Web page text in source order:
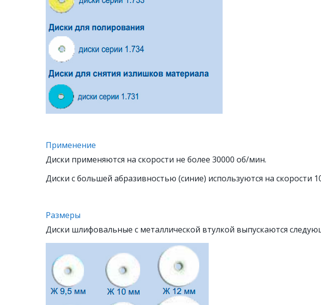
Применение
Диски применяются на скорости не более 30000 об/мин.
Диски с большей абразивностью (синие) используются на скорости
Размеры
Диски шлифовальные с металлической втулкой выпускаются